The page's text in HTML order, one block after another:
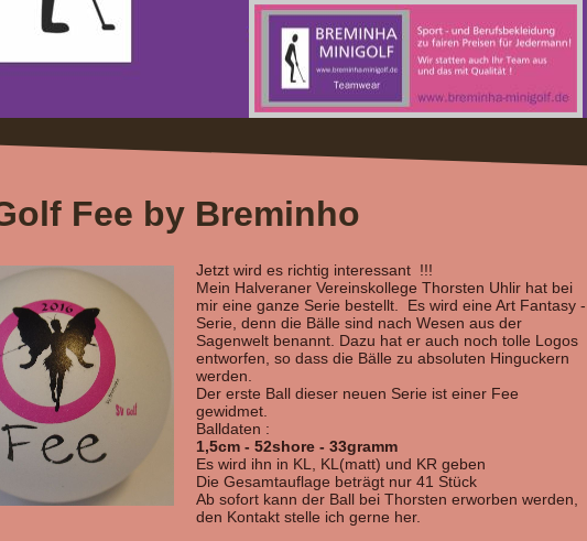
Fee by Breminho
Jetzt wird es richtig interessant !!!
Mein Halveraner Vereinskollege Thorsten Uhlir hat bei
mir eine ganze Serie bestellt. Es wird eine Art Fantasy -
Serie, denn die Bälle sind nach Wesen aus der
Sagenwelt benannt. Dazu hat er auch noch tolle Logos
entworfen, so dass die Bälle zu absoluten Hinguckern
werden.
Der erste Ball dieser neuen Serie ist einer Fee
gewidmet.
Balldaten :
1,5cm - 52shore - 33gramm
Es wird ihn in KL, KL(matt) und KR geben
Die Gesamtauflage beträgt nur 41 Stück
Ab sofort kann der Ball bei Thorsten erworben werden,
den Kontakt stelle ich gerne her.